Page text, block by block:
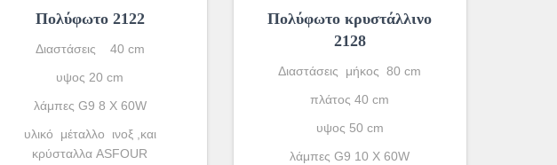
Πολύφωτο 2122
Διαστάσεις 40 cm
υψος 20 cm
λάμπες G9 8 X 60W
υλικό μέταλλο ινοξ ,και
κρύσταλλα ASFOUR
Πολύφωτο κρυστάλλινο
2128
Διαστάσεις μήκος 80 cm
πλάτος 40 cm
υψος 50 cm
λάμπες G9 10 X 60W